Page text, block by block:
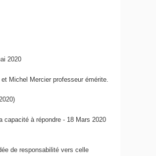
2020
Michel Mercier professeur émérite.
capacité à répondre - 18 Mars 2020
de responsabilité vers celle